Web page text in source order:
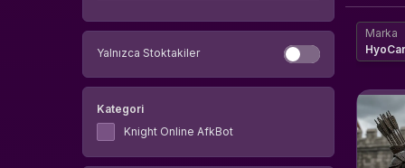
Yalnızca Stoktakiler
Kategori
Knight Online AfkBot
Marka